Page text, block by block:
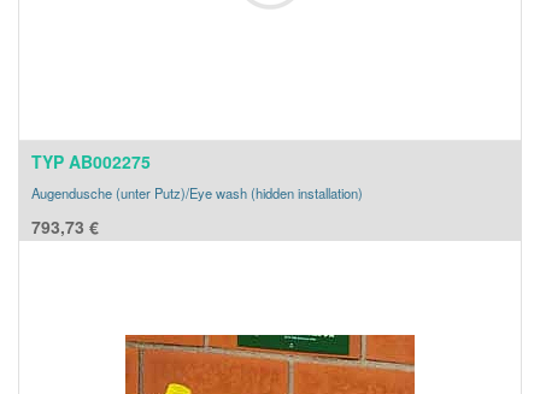
TYP AB002275
Augendusche (unter Putz)/Eye wash (hidden installation)
793,73 €